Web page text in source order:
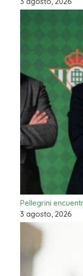
Pellegrini
3 agosto, 2026